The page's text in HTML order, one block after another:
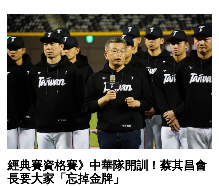
經典賽資格賽》中華隊開訓！蔡其昌會
長要大家「忘掉金牌」